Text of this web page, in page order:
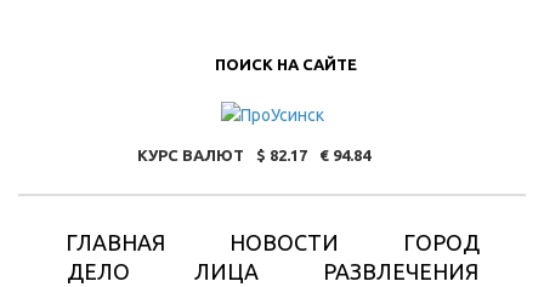
ПОИСК НА САЙТЕ
КУРС ВАЛЮТ 82.17 94.84
ГЛАВНАЯ НОВОСТИ
ГОРОД
ДЕЛО
ЛИЦА
РАЗВЛЕЧЕНИЯ